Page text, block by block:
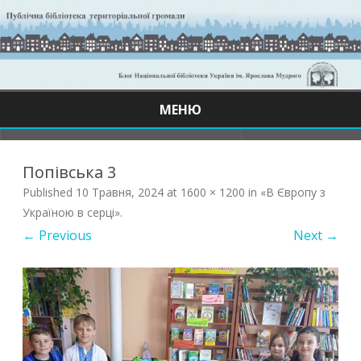
МЕНЮ
Попівська 3
Published 10 Травня, 2024 at 1600 × 1200 in «В Європу з
Україною в серці».
← Previous Next →